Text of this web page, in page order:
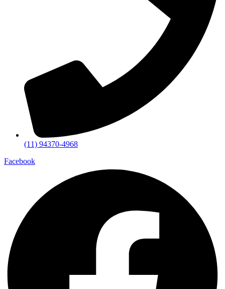
(11) 94370-4968
Facebook